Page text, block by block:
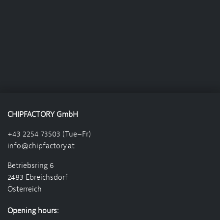
CHIPFACTORY GmbH
+43 2254 73503 (Tue–Fr)
info@chipfactory.at
Betriebsring 6
2483 Ebreichsdorf
Österreich
Opening hours: